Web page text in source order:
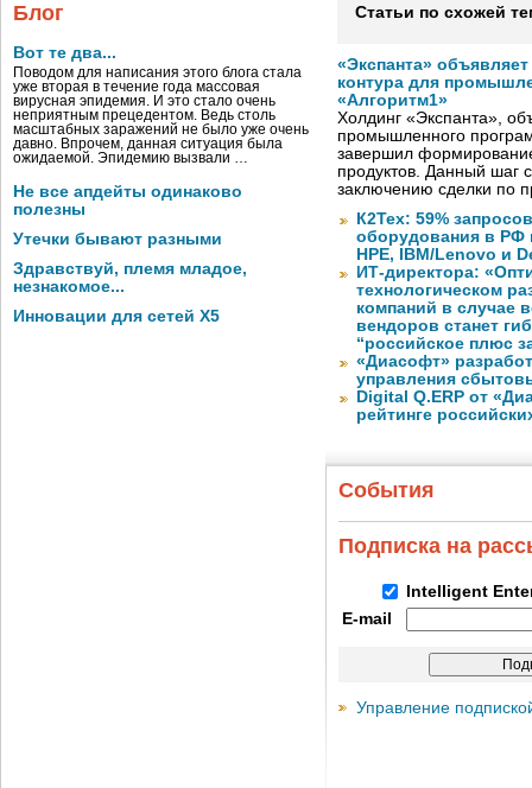
Блог
Вот те два...
Поводом для написания этого блога стала
уже вторая в течение года массовая
вирусная эпидемия. И это стало очень
неприятным прецедентом. Ведь столь
масштабных заражений не было уже очень
давно. Впрочем, данная ситуация была
ожидаемой. Эпидемию вызвали …
Не все апдейты одинаково
полезны
Утечки бывают разными
Здравствуй, племя младое,
незнакомое...
Инновации для сетей X5
Статьи по схожей
«Экспанта»
контура для
«Алгоритм1»
Холдинг «Экспанта»,
промышленного
завершил
продуктов. Данный шаг
заключению сделки по
К2Тех: 59%
оборудования в РФ
HPE, IBM/Lenovo и
ИТ-директора:
технологическом
компаний в случае
вендоров станет
“российское плюс
«Диасофт»
управления
Digital Q.ERP от
рейтинге
События
Подписка на
Intelligent
E-mail
Управление